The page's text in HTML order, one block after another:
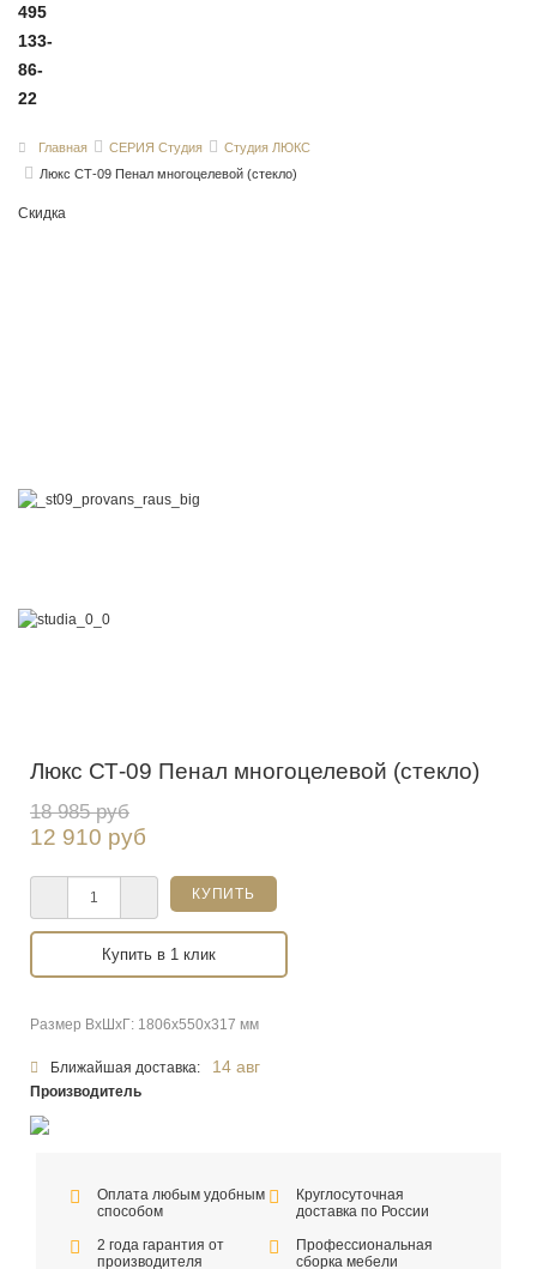
495
133-
86-
22
Главная СЕРИЯ Студия
Студия ЛЮКС
Люкс СТ-09 Пенал многоцелевой (стекло)
Скидка
Люкс СТ-09 Пенал многоцелевой (стекло)
18 985 руб
12 910 руб
Купить в 1 клик
Размер ВхШхГ: 1806x550x317 мм
Ближайшая доставка: 14 авг
Производитель
Оплата любым удобным
способом
Круглосуточная
доставка по России
2 года гарантия от
производителя
Профессиональная
сборка мебели